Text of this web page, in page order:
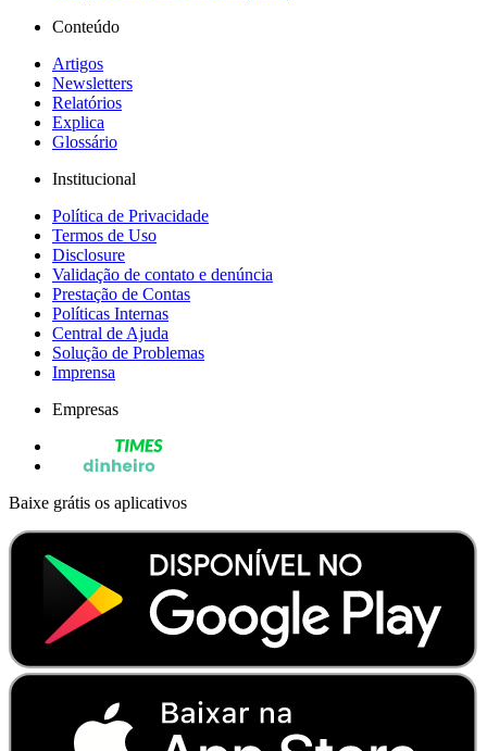
Conteúdo
Artigos
Newsletters
Relatórios
Explica
Glossário
Institucional
Política de Privacidade
Termos de Uso
Disclosure
Validação de contato e denúncia
Prestação de Contas
Políticas Internas
Central de Ajuda
Solução de Problemas
Imprensa
Empresas
Baixe grátis os aplicativos